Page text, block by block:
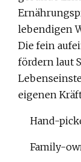
lebendigen
Die fein
fördern laut
eigenen
Hand-
Family-